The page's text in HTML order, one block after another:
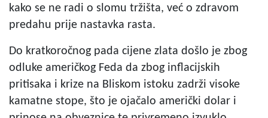
kako se ne radi o slomu tržišta, već o zdravom
predahu prije nastavka rasta.
Do kratkoročnog pada cijene zlata došlo je zbog
odluke američkog Feda da zbog inflacijskih
pritisaka i krize na Bliskom istoku zadrži visoke
kamatne stope, što je ojačalo američki dolar i